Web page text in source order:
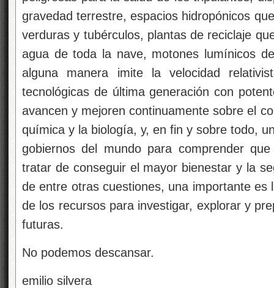
gravedad terrestre, espacios hidropónicos
verduras y tubérculos, plantas de reciclaje
agua de toda la nave, motones lumínicos
alguna manera imite la velocidad
tecnológicas de última generación con
avancen y mejoren continuamente sobre el
química y la biología, y, en fin y sobre todo,
gobiernos del mundo para comprender
tratar de conseguir el mayor bienestar y la
de entre otras cuestiones, una importante
de los recursos para investigar, explorar y
futuras.
No podemos descansar.
emilio silvera